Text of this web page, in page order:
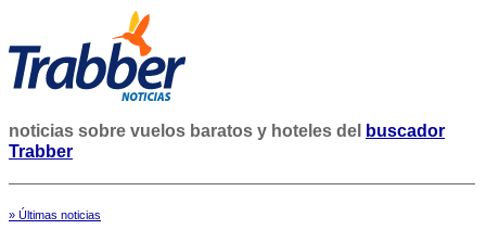
noticias sobre vuelos baratos y hoteles del
buscador
Trabber
» Últimas noticias